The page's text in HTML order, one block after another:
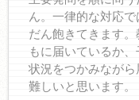
ん。一律的な対応
だん飽きてきます
もに届いているか
状況をつかみなが
難しいと思います。